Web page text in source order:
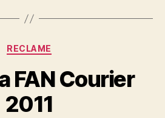
Categories
RECLAME
FAN Courier
2011